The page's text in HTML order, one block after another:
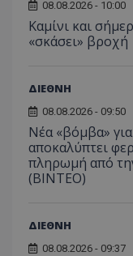
08.08.2026 - 10:00
Καμίνι και
«σκάσει» βροχή
ΔΙΕΘΝΗ
08.08.2026 - 09:50
Νέα «βόμβα»
αποκαλύπτει
πληρωμή από
(ΒΙΝΤΕΟ)
ΔΙΕΘΝΗ
08.08.2026 - 09:37